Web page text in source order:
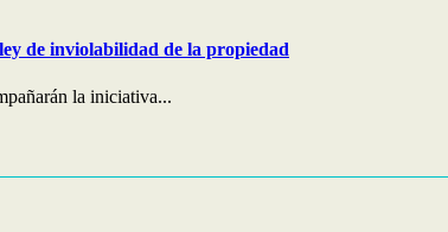
de inviolabilidad de la propiedad
la iniciativa...